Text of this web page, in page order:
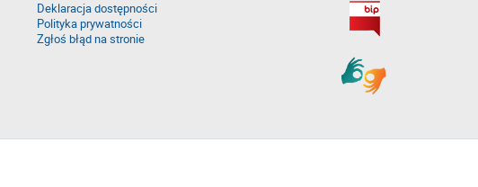
Deklaracja dostępności
Polityka prywatności
Zgłoś błąd na stronie